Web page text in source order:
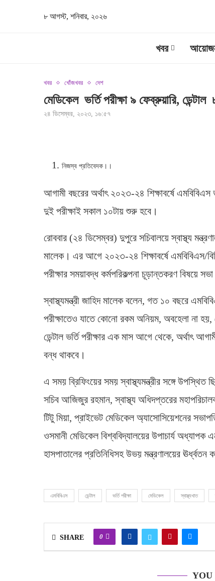
৮ আগস্ট, শনিবার, ২০২৬
খবর
খবর খোঁজখবর দেশ
মেডিকেল ভর্তি পরীক্ষা ৯ ফেব্রুয়ারি, ডেন্টাল
২৪ ডিসেম্বর, ২০২৩, ১৬:৫৭
নিজস্ব প্রতিবেদক।।
আগামী বছরের অর্থাৎ ২০২৩-২৪ শিক্ষাবর্ষে এমবিবিএস
দুই পরীক্ষাই সকাল ১০টায় শুরু হবে।
রোববার (২৪ ডিসেম্বর) দুপুরে সচিবালয়ে স্বাস্থ্য
মালেক। এর আগে ২০২৩-২৪ শিক্ষাবর্ষে এমবিবিএস/
পরীক্ষার সময়াবদ্ধ কর্মপরিকল্পনা চূড়ান্তকরণ বিষয়ে
স্বাস্থ্যমন্ত্রী জাহিদ মালেক বলেন, গত ১০ বছরে
পরীক্ষাতেও যাতে কোনো রকম অনিয়ম, অবহেলা না
ডেন্টাল ভর্তি পরীক্ষার এক মাস আগে থেকে, অর্থাৎ
বন্ধ থাকবে।
এ সময় ব্রিফিংয়ের সময় স্বাস্থ্যমন্ত্রীর সঙ্গে উপস্থিত
সচিব আজিজুর রহমান, স্বাস্থ্য অধিদপ্তরের
টিটু মিয়া, প্রাইভেট মেডিকেল অ্যাসোসিয়েশনের
ওসমানী মেডিকেল বিশ্ববিদ্যালয়ের উপাচার্য
হাসপাতালের প্রতিনিধিসহ উভয় মন্ত্রণালয়ের ঊর্ধ্বতন
এমবিবিএস ডেন্টাল ভর্তি পরীক্ষা মেডিকেল স্বাস্থ্যখাত
SHARE 0
YOU